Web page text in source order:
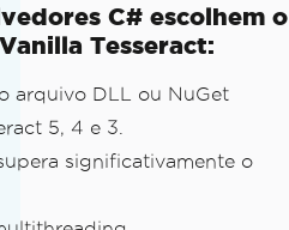
C# escolhem o
Tesseract:
arquivo DLL ou NuGet
5, 4 e 3.
significativamente o